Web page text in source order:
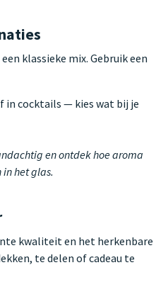
klassieke mix. Gebruik een
in cocktails — kies wat bij je
en ontdek hoe aroma
het glas.
kwaliteit en het herkenbare
te delen of cadeau te